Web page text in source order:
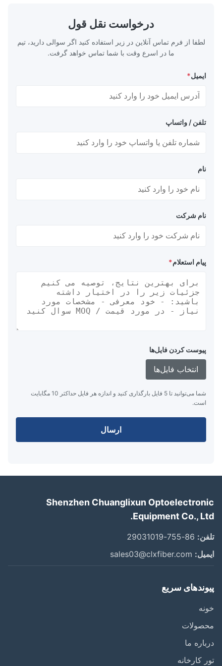
درخواست نقل قول
لطفا از فرم تماس آنلاین در زیر استفاده کنید اگر سوالی دارید، تیم
ما در اسرع وقت با شما تماس خواهد گرفت.
*
تلفن / واتساپ
نام شرکت
پیام استعلام*
پیوست کردن فایل‌ها
انتخاب فایل‌ها
شما می‌توانید تا 5 فایل بارگذاری کنید و اندازه هر فایل حداکثر 10 مگابایت
ارسال
Shenzhen Chuanglixun
Equipment Co.,
86-755-29031019
sales03@clxfiber.com
سریع
ما
کارخانه